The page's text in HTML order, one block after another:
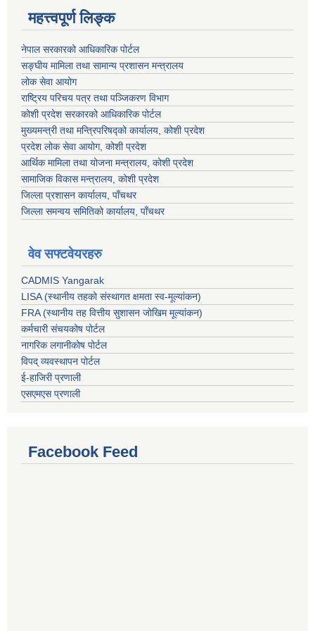
महत्त्वपूर्ण लिङ्क
नेपाल सरकारको आधिकारिक पोर्टल
सङ्‍घीय मामिला तथा सामान्य प्रशासन मन्त्रालय
लोक सेवा आयोग
राष्ट्रिय परिचय पत्र तथा पञ्जिकरण विभाग
कोशी प्रदेश सरकारको आधिकारिक पोर्टल
मुख्यमन्त्री तथा मन्त्रिपरिषद्को कार्यालय, कोशी प्रदेश
प्रदेश लोक सेवा आयोग, कोशी प्रदेश
आर्थिक मामिला तथा योजना मन्त्रालय, कोशी प्रदेश
सामाजिक विकास मन्त्रालय, कोशी प्रदेश
जिल्ला प्रशासन कार्यालय, पाँचथर
जिल्ला समन्वय समितिको कार्यालय, पाँचथर
वेव सफ्टवेयरहरु
CADMIS Yangarak
LISA (स्थानीय तहको संस्थागत क्षमता स्व-मूल्यांकन)
FRA (स्थानीय तह वित्तीय सुशासन जोखिम मूल्यांकन)
कर्मचारी संचयकोष पोर्टल
नागरिक लगानीकोष पोर्टल
विपद् व्यवस्थापन पोर्टल
ई-हाजिरी प्रणाली
एसएमएस प्रणाली
Facebook Feed